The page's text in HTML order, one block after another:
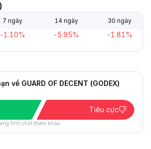
7 ngày 14 ngày 30 ngày
-1.10% -5.95% -1.81%
về GUARD OF DECENT (GODEX)
Tiêu cực
tính chất tham khảo.